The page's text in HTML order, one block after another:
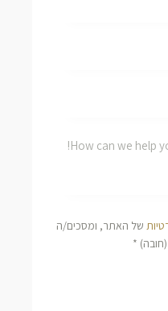
של האתר, ומסכים/ה
*